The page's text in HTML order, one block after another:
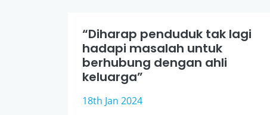
“Diharap penduduk tak lagi
hadapi masalah untuk
berhubung dengan ahli
keluarga”
18th Jan 2024